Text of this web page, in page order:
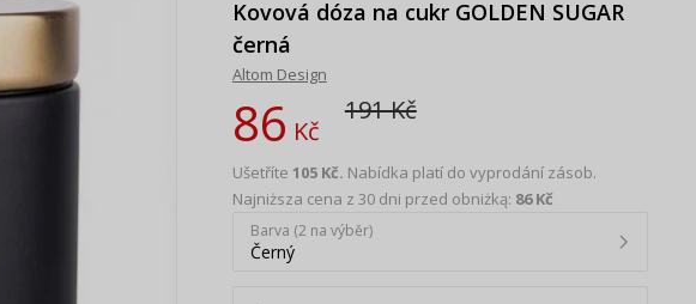
Kovová dóza na cukr GOLDEN SUGAR
černá
Altom Design
86Kč
191 Kč
Ušetříte 105 Kč. Nabídka platí do vyprodání zásob.
Najniższa cena z 30 dni przed obniżką: 86 Kč
Barva (2 na výběr)
Černý